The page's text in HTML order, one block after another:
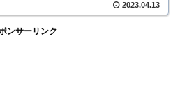
2023.04.13
ンサーリンク